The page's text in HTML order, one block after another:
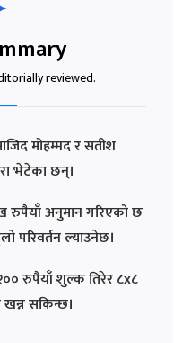
reviewed.
मोहम्मद र सतीश
भेटेका छन्।
रुपैयाँ अनुमान गरिएको छ
परिवर्तन ल्याउनेछ।
२०० रुपैयाँ शुल्क तिरेर ८x८
खन्न सकिन्छ।